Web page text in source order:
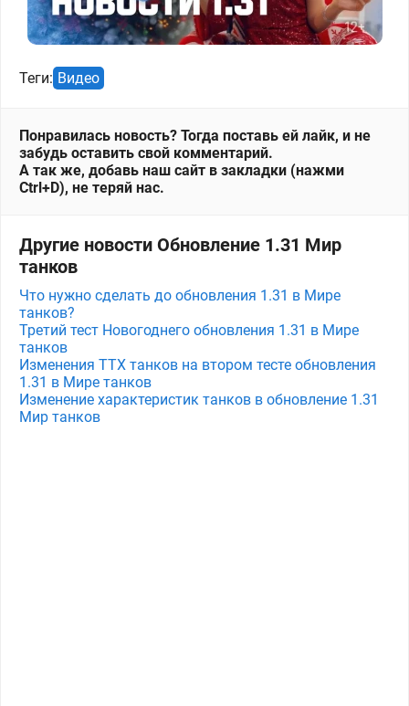
Теги: Видео
Понравилась новость? Тогда поставь ей лайк, и не
забудь оставить свой комментарий.
А так же, добавь наш сайт в закладки (нажми
Ctrl+D), не теряй нас.
Другие новости Обновление 1.31 Мир
танков
Что нужно сделать до обновления 1.31 в Мире
танков?
Третий тест Новогоднего обновления 1.31 в Мире
танков
Изменения ТТХ танков на втором тесте обновления
1.31 в Мире танков
Изменение характеристик танков в обновление 1.31
Мир танков